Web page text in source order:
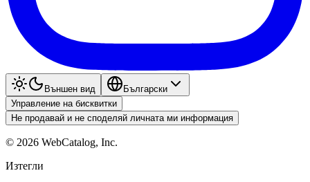
Външен вид
Български
Управление на бисквитки
Не продавай и не споделяй личната ми информация
© 2026 WebCatalog, Inc.
Изтегли